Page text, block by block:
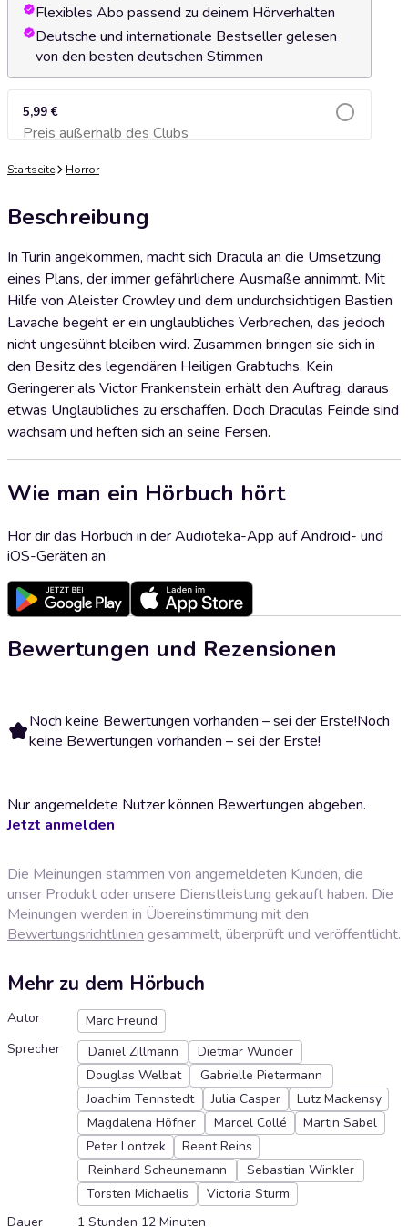
Flexibles Abo passend zu deinem Hörverhalten
Deutsche und internationale Bestseller gelesen
von den besten deutschen Stimmen
5,99 €
Preis außerhalb des ClubsZum Warenkorb hinzufügen
Startseite Horror
Beschreibung
In Turin angekommen, macht sich Dracula an die Umsetzung
eines Plans, der immer gefährlichere Ausmaße annimmt. Mit
Hilfe von Aleister Crowley und dem undurchsichtigen Bastien
Lavache begeht er ein unglaubliches Verbrechen, das jedoch
nicht ungesühnt bleiben wird. Zusammen bringen sie sich in
den Besitz des legendären Heiligen Grabtuchs. Kein
Geringerer als Victor Frankenstein erhält den Auftrag, daraus
etwas Unglaubliches zu erschaffen. Doch Draculas Feinde sind
wachsam und heften sich an seine Fersen.
Wie man ein Hörbuch hört
Hör dir das Hörbuch in der Audioteka-App auf Android- und
iOS-Geräten an
Bewertungen und Rezensionen
Noch keine Bewertungen vorhanden – sei der Erste!Noch
keine Bewertungen vorhanden – sei der Erste!
Nur angemeldete Nutzer können Bewertungen abgeben.
Jetzt anmelden
Die Meinungen stammen von angemeldeten Kunden, die
unser Produkt oder unsere Dienstleistung gekauft haben. Die
Meinungen werden in Übereinstimmung mit den
Bewertungsrichtlinien gesammelt, überprüft und veröffentlicht.
Mehr zu dem Hörbuch
Autor
Marc Freund
Sprecher
Daniel Zillmann
Dietmar Wunder
Douglas Welbat
Gabrielle Pietermann
Joachim Tennstedt
Julia Casper
Lutz Mackensy
Magdalena Höfner
Marcel Collé
Martin Sabel
Peter Lontzek
Reent Reins
Reinhard Scheunemann
Sebastian Winkler
Torsten Michaelis
Victoria Sturm
Dauer
1 Stunden 12 Minuten